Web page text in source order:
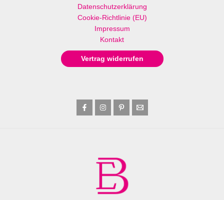
Datenschutzerklärung
Cookie-Richtlinie (EU)
Impressum
Kontakt
Vertrag widerrufen